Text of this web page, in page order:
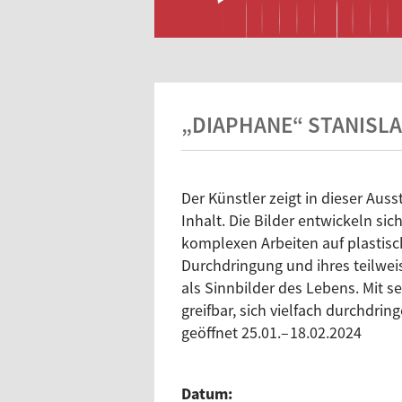
„DIAPHANE“
Der Künstler zeigt in dieser
Inhalt. Die Bilder entwickeln
komplexen Arbeiten auf
Durchdringung und ihres
als Sinnbilder des Lebens. Mit
greifbar, sich vielfach
geöffnet 25.01.– 18.02.2024
Datum: